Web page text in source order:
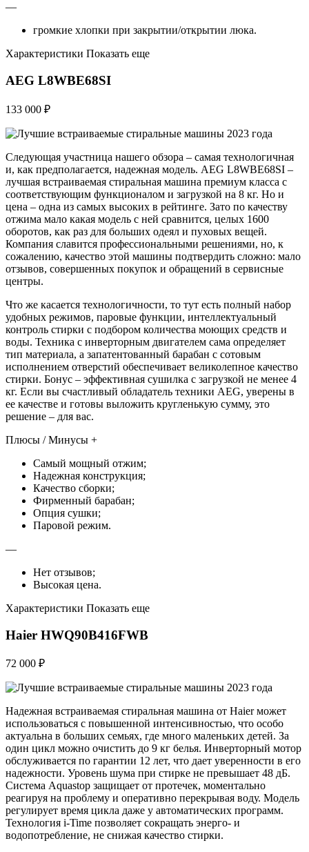
—
громкие хлопки при закрытии/открытии люка.
Характеристики Показать еще
AEG L8WBE68SI
133 000 ₽
Следующая участница нашего обзора – самая технологичная
и, как предполагается, надежная модель. AEG L8WBE68SI –
лучшая встраиваемая стиральная машина премиум класса с
соответствующим функционалом и загрузкой на 8 кг. Но и
цена – одна из самых высоких в рейтинге. Зато по качеству
отжима мало какая модель с ней сравнится, целых 1600
оборотов, как раз для больших одеял и пуховых вещей.
Компания славится профессиональными решениями, но, к
сожалению, качество этой машины подтвердить сложно: мало
отзывов, совершенных покупок и обращений в сервисные
центры.
Что же касается технологичности, то тут есть полный набор
удобных режимов, паровые функции, интеллектуальный
контроль стирки с подбором количества моющих средств и
воды. Техника с инверторным двигателем сама определяет
тип материала, а запатентованный барабан с сотовым
исполнением отверстий обеспечивает великолепное качество
стирки. Бонус – эффективная сушилка с загрузкой не менее 4
кг. Если вы счастливый обладатель техники AEG, уверены в
ее качестве и готовы выложить кругленькую сумму, это
решение – для вас.
Плюсы / Минусы +
Самый мощный отжим;
Надежная конструкция;
Качество сборки;
Фирменный барабан;
Опция сушки;
Паровой режим.
—
Нет отзывов;
Высокая цена.
Характеристики Показать еще
Haier HWQ90B416FWB
72 000 ₽
Надежная встраиваемая стиральная машина от Haier может
использоваться с повышенной интенсивностью, что особо
актуальна в больших семьях, где много маленьких детей. За
один цикл можно очистить до 9 кг белья. Инверторный мотор
обслуживается по гарантии 12 лет, что дает уверенности в его
надежности. Уровень шума при стирке не превышает 48 дБ.
Система Aquastop защищает от протечек, моментально
реагируя на проблему и оперативно перекрывая воду. Модель
регулирует время цикла даже у автоматических программ.
Технология i-Time позволяет сокращать энерго- и
водопотребление, не снижая качество стирки.